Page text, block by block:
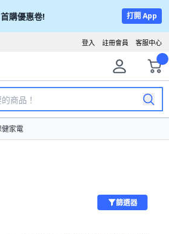
首購優惠卷! 打開 App
客服中心
註冊會員
登入
健家電
篩選器